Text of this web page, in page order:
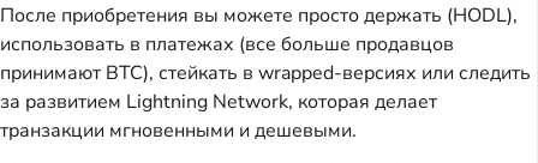
После приобретения вы можете просто держать (HODL),
использовать в платежах (все больше продавцов
принимают BTC), стейкать в wrapped-версиях или следить
за развитием Lightning Network, которая делает
транзакции мгновенными и дешевыми.